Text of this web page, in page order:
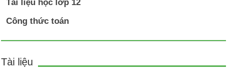
Tài liệu học lớp 12
Công thức toán
Tài liệu